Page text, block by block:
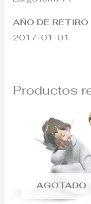
AÑO DE RETIRO
2017-01-01
Productos
AGOTADO
precio
original
era:
169€.
precio
actual
es:
140€.